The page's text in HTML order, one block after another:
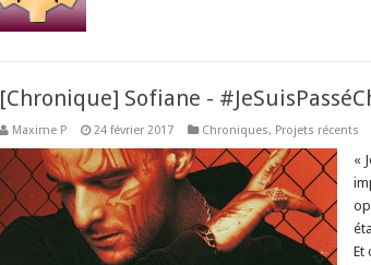
[Chronique] Sofiane -
Maxime P 24 février 2017 Chroniques, Projets récents
«
Et